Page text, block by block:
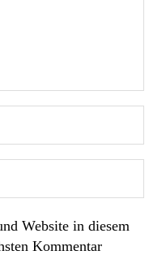
Website in diesem
Kommentar